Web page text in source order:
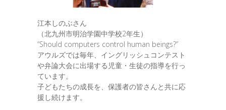
江本しのぶさん
（北九州市明治学園中学校2年生）
“Should computers control human beings?”
アウルズでは毎年、イングリッシュコンテスト
や弁論大会に出場する児童・生徒の指導を行っ
ています。
子どもたちの成長を、保護者の皆さんと共に応
援し続けます。